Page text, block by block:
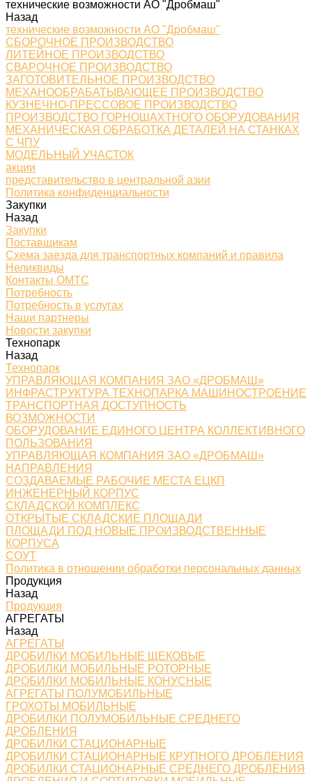
технические возможности АО "Дробмаш"
Назад
технические возможности АО "Дробмаш"
СБОРОЧНОЕ ПРОИЗВОДСТВО
ЛИТЕЙНОЕ ПРОИЗВОДСТВО
СВАРОЧНОЕ ПРОИЗВОДСТВО
ЗАГОТОВИТЕЛЬНОЕ ПРОИЗВОДСТВО
МЕХАНООБРАБАТЫВАЮЩЕЕ ПРОИЗВОДСТВО
КУЗНЕЧНО-ПРЕССОВОЕ ПРОИЗВОДСТВО
ПРОИЗВОДСТВО ГОРНОШАХТНОГО ОБОРУДОВАНИЯ
МЕХАНИЧЕСКАЯ ОБРАБОТКА ДЕТАЛЕЙ НА СТАНКАХ
С ЧПУ
МОДЕЛЬНЫЙ УЧАСТОК
акции
представительство в центральной азии
Политика конфиденциальности
Закупки
Назад
Закупки
Поставщикам
Схема заезда для транспортных компаний и правила
Неликвиды
Контакты ОМТС
Потребность
Потребность в услугах
Наши партнеры
Новости закупки
Технопарк
Назад
Технопарк
УПРАВЛЯЮЩАЯ КОМПАНИЯ ЗАО «ДРОБМАШ»
ИНФРАСТРУКТУРА ТЕХНОПАРКА МАШИНОСТРОЕНИЕ
ТРАНСПОРТНАЯ ДОСТУПНОСТЬ
ВОЗМОЖНОСТИ
ОБОРУДОВАНИЕ ЕДИНОГО ЦЕНТРА КОЛЛЕКТИВНОГО
ПОЛЬЗОВАНИЯ
УПРАВЛЯЮЩАЯ КОМПАНИЯ ЗАО «ДРОБМАШ»
НАПРАВЛЕНИЯ
СОЗДАВАЕМЫЕ РАБОЧИЕ МЕСТА ЕЦКП
ИНЖЕНЕРНЫЙ КОРПУС
СКЛАДСКОЙ КОМПЛЕКС
ОТКРЫТЫЕ СКЛАДСКИЕ ПЛОЩАДИ
ПЛОЩАДИ ПОД НОВЫЕ ПРОИЗВОДСТВЕННЫЕ
КОРПУСА
СОУТ
Политика в отношении обработки персональных данных
Продукция
Назад
Продукция
АГРЕГАТЫ
Назад
АГРЕГАТЫ
ДРОБИЛКИ МОБИЛЬНЫЕ ЩЕКОВЫЕ
ДРОБИЛКИ МОБИЛЬНЫЕ РОТОРНЫЕ
ДРОБИЛКИ МОБИЛЬНЫЕ КОНУСНЫЕ
АГРЕГАТЫ ПОЛУМОБИЛЬНЫЕ
ГРОХОТЫ МОБИЛЬНЫЕ
ДРОБИЛКИ ПОЛУМОБИЛЬНЫЕ СРЕДНЕГО
ДРОБЛЕНИЯ
ДРОБИЛКИ СТАЦИОНАРНЫЕ
ДРОБИЛКИ СТАЦИОНАРНЫЕ КРУПНОГО ДРОБЛЕНИЯ
ДРОБИЛКИ СТАЦИОНАРНЫЕ СРЕДНЕГО ДРОБЛЕНИЯ